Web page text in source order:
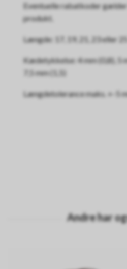
Eventuelle rabatkoder
produkt.
Længde: 17, 19, 21, 23 eller
Kædetykkelse: 4 mm (0,8), 5
7,5 mm (1,5)
Længdetolerance maks. +-5